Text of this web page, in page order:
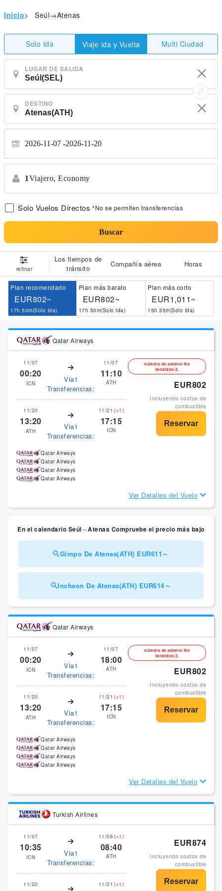
Inicio> Seúl→Atenas
Solo Ida Viaje ida y Vuelta Multi Ciudad
LUGAR DE SALIDA
DESTINO
2026-11-07 2026-11-20
1Viajero, Economy
Solo Vuelos Directos *No se permiten transferencias
Buscar
refinar
Los tiempos de
tránsito
Compañía aérea Horas
Plan recomendado
EUR802~
17h 50m(Solo Ida)
Plan más barato
EUR802~
17h 50m(Solo Ida)
Plan más corto
EUR1,011~
15h 35m(Solo Ida)
Qatar Airways
11/07
00:20
ICN
Via1
Transferencias:
11/07
11:10
ATH
11/20
13:20
ATH
Via1
Transferencias:
11/21 (+1)
17:15
ICN
número de asiento No
vendidos:2.
EUR802
Incluyendo costos de
combustible
Qatar Airways
Qatar Airways
Qatar Airways
Qatar Airways
Ver Detalles del Vuelo
En el calendario Seúl⇔Atenas Compruebe el precio más bajo
Gimpo De Atenas(ATH) EUR611～
Incheon De Atenas(ATH) EUR614～
Qatar Airways
11/07
00:20
ICN
Via1
Transferencias:
11/07
18:00
ATH
11/20
13:20
ATH
Via1
Transferencias:
11/21 (+1)
17:15
ICN
número de asiento No
vendidos:2.
EUR802
Incluyendo costos de
combustible
Qatar Airways
Qatar Airways
Qatar Airways
Qatar Airways
Ver Detalles del Vuelo
Turkish Airlines
11/07
10:35
ICN
Via1
Transferencias:
11/08 (+1)
08:40
ATH
11/20 11/21 (+1)
EUR874
Incluyendo costos de
combustible